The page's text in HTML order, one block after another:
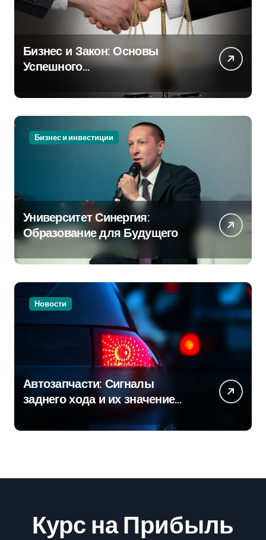
Бизнес и Закон: Основы
Успешного
Бизнес и инвестиции
Университет Синергия:
Образование для Будущего
Новости
Автозапчасти: Сигналы
заднего хода и их значение
для безопасности на дороге
Курс на Прибыль